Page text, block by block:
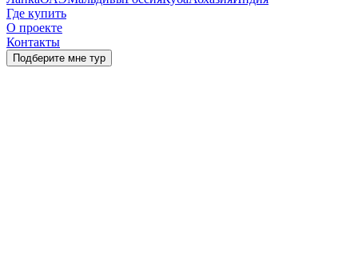
Где купить
О проекте
Контакты
Подберите мне тур